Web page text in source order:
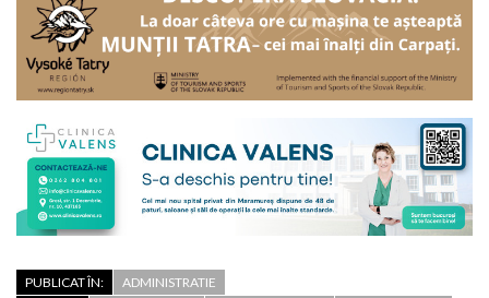
PUBLICAT ÎN:
ADMINISTRATIE